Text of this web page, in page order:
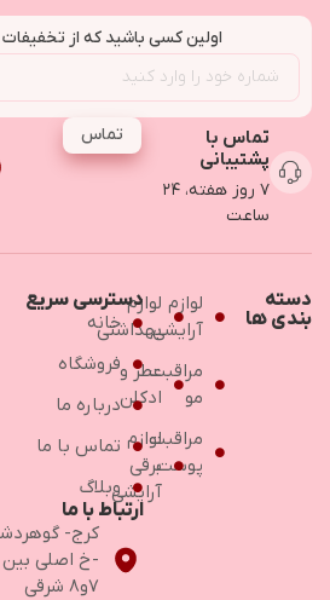
اولین کسی باشید که از
تماس با
پشتیبانی
۷ روز هفته، ۲۴
ساعت
تماس
دسته
بندی ها
لوازم
آرایشی
مراقبت
مو
مراقبت
پوست
لوازم
بهداشتی
عطر و
ادکلن
لوازم
برقی
آرایشی
دسترسی سریع
خانه
فروشگاه
درباره ما
تماس با ما
وبلاگ
ارتباط با ما
کرج-
-خ اصلی بین
۷و۸ شرقی